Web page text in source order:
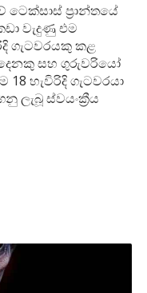
ටෙක්සාස් ප්‍රාන්තයේ
වැදුණු එම
ගැටවරයකු කළ
සහ ගුරුවරියෝ
හැවිරිදි ගැටවරයා
ලැබූ ස්වයංක්‍රීය